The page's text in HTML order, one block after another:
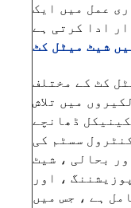
عمل میں ایک
ادا کرتی ہے
شیٹ میٹل کٹ
کٹ کے مختلف
میں تلاش
ڈھانچے
سسٹم کی
بحالی ، شیٹ
، اور
ہے ، جس میں